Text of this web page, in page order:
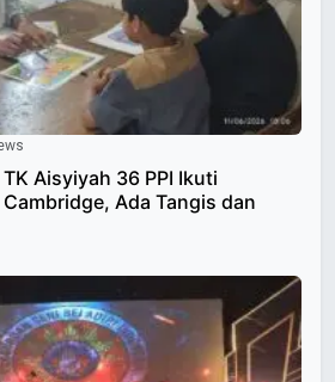
Aisyiyah 36 PPI Ikuti
Ada Tangis dan